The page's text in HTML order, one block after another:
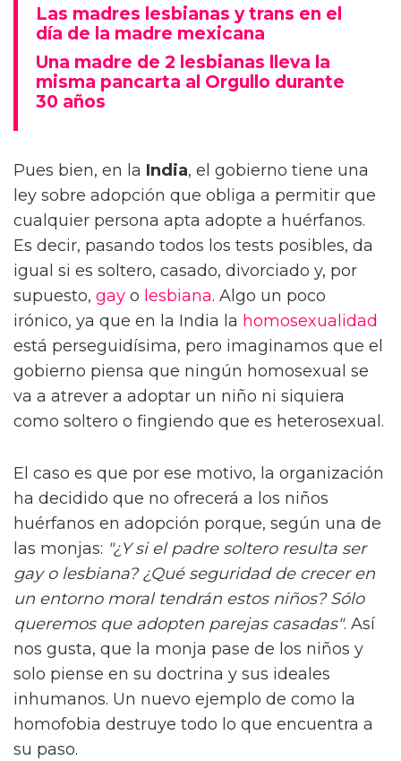
Las madres lesbianas y trans en el
día de la madre mexicana
Una madre de 2 lesbianas lleva la
misma pancarta al Orgullo durante
30 años
Pues bien, en la India, el gobierno tiene una
ley sobre adopción que obliga a permitir que
cualquier persona apta adopte a huérfanos.
Es decir, pasando todos los tests posibles, da
igual si es soltero, casado, divorciado y, por
supuesto, gay o lesbiana. Algo un poco
irónico, ya que en la India la homosexualidad
está perseguidísima, pero imaginamos que el
gobierno piensa que ningún homosexual se
va a atrever a adoptar un niño ni siquiera
como soltero o fingiendo que es heterosexual.
El caso es que por ese motivo, la organización
ha decidido que no ofrecerá a los niños
huérfanos en adopción porque, según una de
las monjas: "¿Y si el padre soltero resulta ser
gay o lesbiana? ¿Qué seguridad de crecer en
un entorno moral tendrán estos niños? Sólo
queremos que adopten parejas casadas". Así
nos gusta, que la monja pase de los niños y
solo piense en su doctrina y sus ideales
inhumanos. Un nuevo ejemplo de como la
homofobia destruye todo lo que encuentra a
su paso.